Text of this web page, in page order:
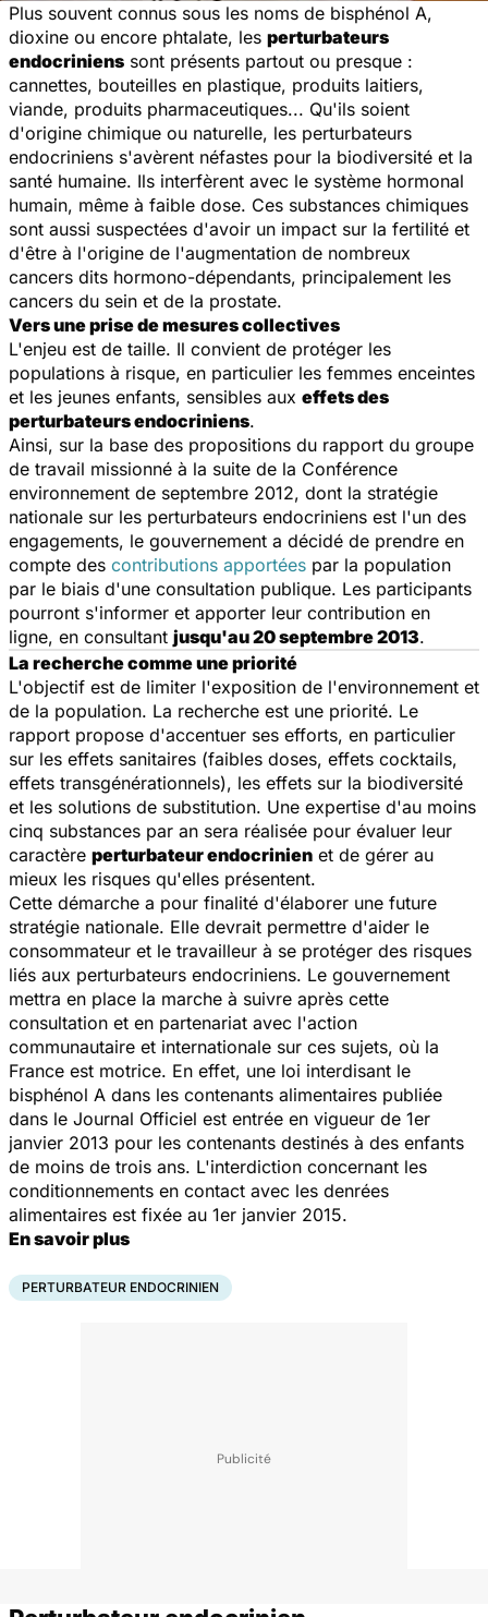
Plus souvent connus sous les noms de bisphénol A,
dioxine ou encore phtalate, les perturbateurs
endocriniens sont présents partout ou presque :
cannettes, bouteilles en plastique, produits laitiers,
viande, produits pharmaceutiques... Qu'ils soient
d'origine chimique ou naturelle, les perturbateurs
endocriniens s'avèrent néfastes pour la biodiversité et la
santé humaine. Ils interfèrent avec le système hormonal
humain, même à faible dose. Ces substances chimiques
sont aussi suspectées d'avoir un impact sur la fertilité et
d'être à l'origine de l'augmentation de nombreux
cancers dits hormono-dépendants, principalement les
cancers du sein et de la prostate.
Vers une prise de mesures collectives
L'enjeu est de taille. Il convient de protéger les
populations à risque, en particulier les femmes enceintes
et les jeunes enfants, sensibles aux effets des
perturbateurs endocriniens.
Ainsi, sur la base des propositions du rapport du groupe
de travail missionné à la suite de la Conférence
environnement de septembre 2012, dont la stratégie
nationale sur les perturbateurs endocriniens est l'un des
engagements, le gouvernement a décidé de prendre en
compte des contributions apportées par la population
par le biais d'une consultation publique. Les participants
pourront s'informer et apporter leur contribution en
ligne, en consultant jusqu'au 20 septembre 2013.
La recherche comme une priorité
L'objectif est de limiter l'exposition de l'environnement et
de la population. La recherche est une priorité. Le
rapport propose d'accentuer ses efforts, en particulier
sur les effets sanitaires (faibles doses, effets cocktails,
effets transgénérationnels), les effets sur la biodiversité
et les solutions de substitution. Une expertise d'au moins
cinq substances par an sera réalisée pour évaluer leur
caractère perturbateur endocrinien et de gérer au
mieux les risques qu'elles présentent.
Cette démarche a pour finalité d'élaborer une future
stratégie nationale. Elle devrait permettre d'aider le
consommateur et le travailleur à se protéger des risques
liés aux perturbateurs endocriniens. Le gouvernement
mettra en place la marche à suivre après cette
consultation et en partenariat avec l'action
communautaire et internationale sur ces sujets, où la
France est motrice. En effet, une loi interdisant le
bisphénol A dans les contenants alimentaires publiée
dans le Journal Officiel est entrée en vigueur de 1er
janvier 2013 pour les contenants destinés à des enfants
de moins de trois ans. L'interdiction concernant les
conditionnements en contact avec les denrées
alimentaires est fixée au 1er janvier 2015.
En savoir plus
PERTURBATEUR ENDOCRINIEN